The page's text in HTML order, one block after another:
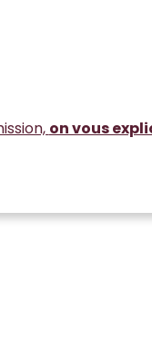
on vous